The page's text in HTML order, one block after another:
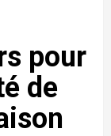
pour
de